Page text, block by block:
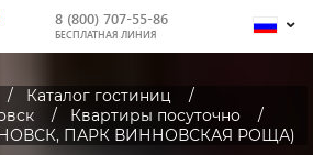
8 (800) 707-55-86
БЕСПЛАТНАЯ ЛИНИЯ
Каталог гостиниц
Квартиры посуточно
ПАРК ВИННОВСКАЯ РОЩА)